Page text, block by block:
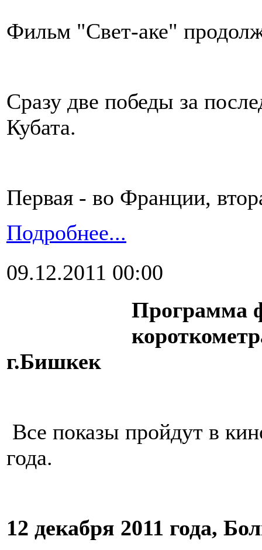
Фильм "Свет-аке"
Сразу две победы за
Кубата.
Первая - во Франции,
Подробнее...
09.12.2011 00:00
Программа
г.Бишкек
Все показы пройдут в
года.
12 декабря 2011 года,